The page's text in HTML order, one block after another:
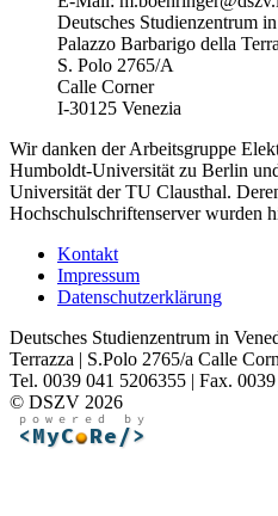
Deutsches Studienzentrum
Palazzo Barbarigo della
S. Polo 2765/A
Calle Corner
I-30125 Venezia
Wir danken der Arbeitsgruppe
Humboldt-Universität zu Berlin
Universität der TU Clausthal.
Hochschulschriftenserver wurden
Kontakt
Impressum
Datenschutzerklärung
Deutsches Studienzentrum in
Terrazza | S.Polo 2765/a Calle
Tel. 0039 041 5206355 | Fax.
© DSZV 2026